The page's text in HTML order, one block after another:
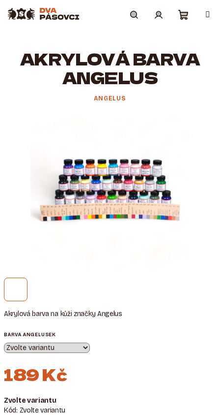
košík
Akrylová barva na kůži značky Angelus
BARVA ANGELUSEK
189 Kč
cena:
Zvolte variantu
Kód: Zvolte variantu
AKRYLOVÁ BARVA
ANGELUS
ANGELUS